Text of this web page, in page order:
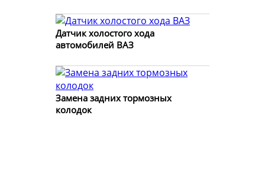
Датчик холостого хода
автомобилей ВАЗ
Замена задних тормозных
колодок